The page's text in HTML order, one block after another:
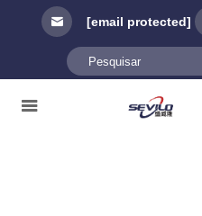
[email protected]